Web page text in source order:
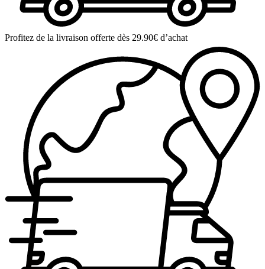
Profitez de la livraison offerte dès 29.90€ d’achat